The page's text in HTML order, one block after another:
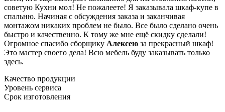
советую Кухни мол! Не пожалеете! Я заказывала шкаф-купе в
спальню. Начиная с обсуждения заказа и заканчивая
монтажом никаких проблем не было. Все было сделано очень
быстро и качественно. К тому же мне ещё скидку сделали!
Огромное спасибо сборщику Алексею за прекрасный шкаф!
Это мастер своего дела! Всю мебель буду заказывать только
здесь.
Качество продукции
Уровень сервиса
Срок изготовления